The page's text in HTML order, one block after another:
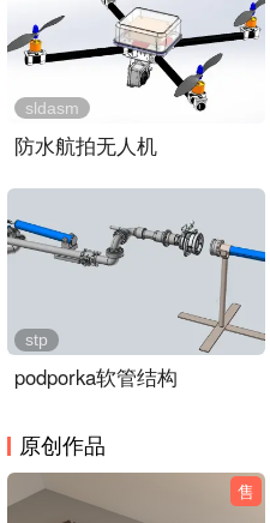
防水航拍无人机
sldasm
podporka软管结构
stp
原创作品
售